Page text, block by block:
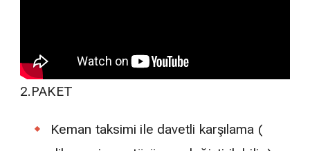
2.PAKET
Keman taksimi ile davetli karşılama (